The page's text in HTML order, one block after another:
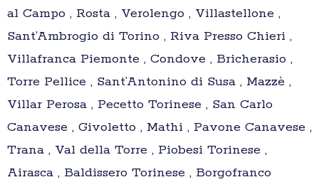
al Campo , Rosta , Verolengo , Villastellone ,
Sant’Ambrogio di Torino , Riva Presso Chieri ,
Villafranca Piemonte , Condove , Bricherasio ,
Torre Pellice , Sant’Antonino di Susa , Mazzè ,
Villar Perosa , Pecetto Torinese , San Carlo
Canavese , Givoletto , Mathi , Pavone Canavese ,
Trana , Val della Torre , Piobesi Torinese ,
Airasca , Baldissero Torinese , Borgofranco